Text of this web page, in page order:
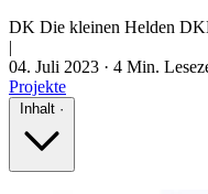
DK Die kleinen Helden
|
04. Juli 2023 · 4 Min.
Projekte
Inhalt ·